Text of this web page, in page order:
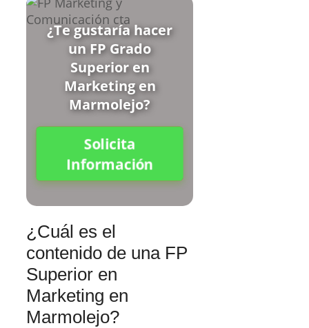
¿Te gustaría hacer
un FP Grado
Superior en
Marketing en
Marmolejo?
Solicita
Información
¿Cuál es el
contenido de una FP
Superior en
Marketing en
Marmolejo?